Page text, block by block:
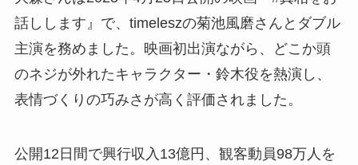
話しします』で、timeleszの菊池風磨さんとダブル
主演を務めました。映画初出演ながら、どこか頭
のネジが外れたキャラクター・鈴木役を熱演し、
表情づくりの巧みさが高く評価されました。
公開12日間で興行収入13億円、観客動員98万人を